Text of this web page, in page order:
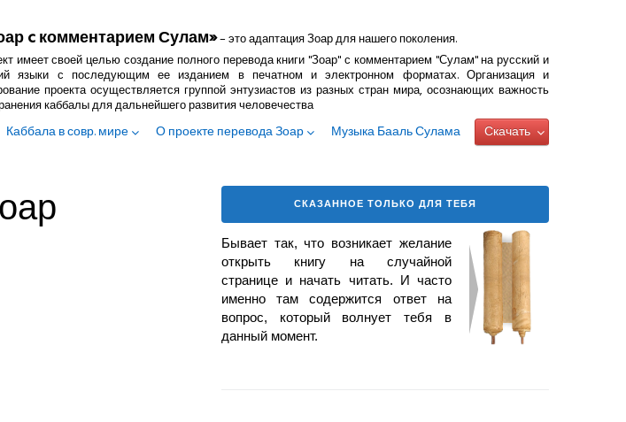
c комментарием Сулам»– это адаптация Зоар для нашего поколения.
имеет своей целью создание полного перевода книги "Зоар" с комментарием "Сулам" на русский и
языки с последующим ее изданием в печатном и электронном форматах. Организация и
проекта осуществляется группой энтузиастов из разных стран мира, осознающих важность
каббалы для дальнейшего развития человечества
Каббала в совр. мире О проекте перевода Зоар Музыка Бааль Сулама Скачать
СКАЗАННОЕ ТОЛЬКО ДЛЯ ТЕБЯ
Бывает так, что возникает желание
открыть книгу на случайной
странице и начать читать. И часто
именно там содержится ответ на
вопрос, который волнует тебя в
данный момент.